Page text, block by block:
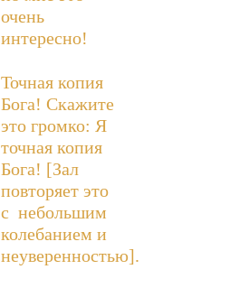
очень
интересно!
Точная копия
Бога! Скажите
это громко: Я
точная копия
Бога! [Зал
повторяет это
с небольшим
колебанием и
неуверенностью].